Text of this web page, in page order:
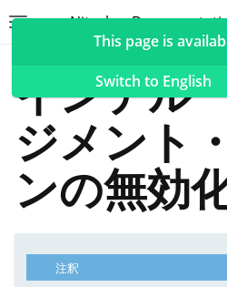
Nitrokey
navigation of Nitrokeys
navigation of NitroPad, NitroPC
navigation of QubesOS
インテル
ジメント
ンの無効
注釈
This page is
Switch to English